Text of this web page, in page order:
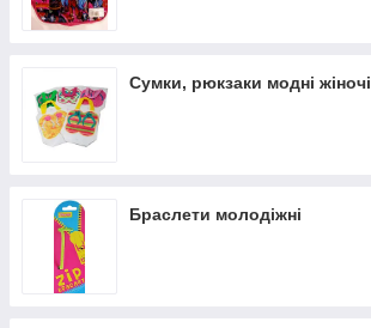
Сумки, рюкзаки модні жіночі
Браслети молодіжні